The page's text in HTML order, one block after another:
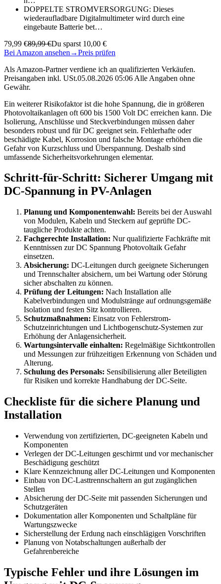
DOPPELTE STROMVERSORGUNG: Dieses
wiederaufladbare Digitalmultimeter wird durch eine
eingebaute Batterie bet…
79,99 €89,99 €Du sparst 10,00 €
Bei Amazon ansehen →Preis prüfen
Als Amazon-Partner verdiene ich an qualifizierten Verkäufen.
Preisangaben inkl. USt.05.08.2026 05:06 Alle Angaben ohne
Gewähr.
Ein weiterer Risikofaktor ist die hohe Spannung, die in größeren
Photovoltaikanlagen oft 600 bis 1500 Volt DC erreichen kann. Die
Isolierung, Anschlüsse und Steckverbindungen müssen daher
besonders robust und für DC geeignet sein. Fehlerhafte oder
beschädigte Kabel, Korrosion und falsche Montage erhöhen die
Gefahr von Kurzschluss und Überspannung. Deshalb sind
umfassende Sicherheitsvorkehrungen elementar.
Schritt-für-Schritt: Sicherer Umgang mit
DC-Spannung in PV-Anlagen
Planung und Komponentenwahl: Bereits bei der Auswahl
von Modulen, Kabeln und Steckern auf geprüfte DC-
taugliche Produkte achten.
Fachgerechte Installation: Nur qualifizierte Fachkräfte mit
Kenntnissen zur DC Spannung Photovoltaik Gefahr
einsetzen.
Absicherung: DC-Leitungen durch geeignete Sicherungen
und Trennschalter absichern, um bei Wartung oder Störung
sicher abschalten zu können.
Prüfung der Leitungen: Nach Installation alle
Kabelverbindungen und Modulstränge auf ordnungsgemäße
Isolation und festen Sitz kontrollieren.
Schutzmaßnahmen: Einsatz von Fehlerstrom-
Schutzeinrichtungen und Lichtbogenschutz-Systemen zur
Erhöhung der Anlagensicherheit.
Wartungsintervalle einhalten: Regelmäßige Sichtkontrollen
und Messungen zur frühzeitigen Erkennung von Schäden und
Alterung.
Schulung des Personals: Sensibilisierung aller Beteiligten
für Risiken und korrekte Handhabung der DC-Seite.
Checkliste für die sichere Planung und
Installation
Verwendung von zertifizierten, DC-geeigneten Kabeln und
Komponenten
Verlegen der DC-Leitungen geschirmt und vor mechanischer
Beschädigung geschützt
Klare Kennzeichnung aller DC-Leitungen und Komponenten
Einbau von DC-Lasttrennschaltern an gut zugänglichen
Stellen
Absicherung der DC-Seite mit passenden Sicherungen und
Schutzgeräten
Dokumentation aller Komponenten und Schaltpläne für
Wartungszwecke
Sicherstellung der Erdung nach einschlägigen Vorschriften
Planung von Notabschaltungen außerhalb der
Gefahrenbereiche
Typische Fehler und ihre Lösungen im